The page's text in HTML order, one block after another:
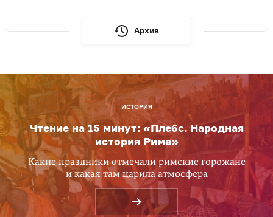
Архив
ИСТОРИЯ
Чтение на 15 минут: «Плебс. Народная
история Рима»
Какие праздники отмечали римские горожане
и какая там царила атмосфера